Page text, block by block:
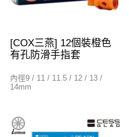
[COX三燕] 12個裝橙色
有孔防滑手指套
內徑9 / 11 / 11.5 / 12 / 13 /
14mm